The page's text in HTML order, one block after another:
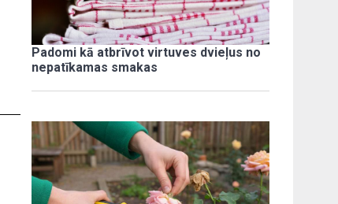
Padomi kā atbrīvot virtuves dvieļus no
nepatīkamas smakas